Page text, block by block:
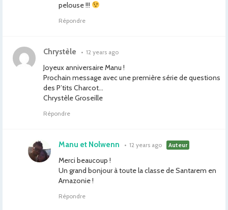
pelouse !!!
Répondre
Chrystèle • 12 years ago
Joyeux anniversaire Manu !
Prochain message avec une première série de questions
des P’tits Charcot…
Chrystèle Groseille
Répondre
Manu et Nolwenn • 12 years ago Auteur
Merci beaucoup !
Un grand bonjour à toute la classe de Santarem en
Amazonie !
Répondre